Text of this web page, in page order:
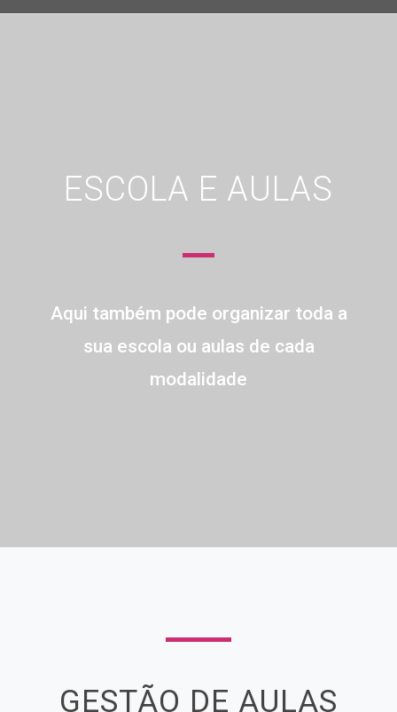
ESCOLA E AULAS
Aqui também pode organizar toda a
sua escola ou aulas de cada
modalidade
GESTÃO DE AULAS